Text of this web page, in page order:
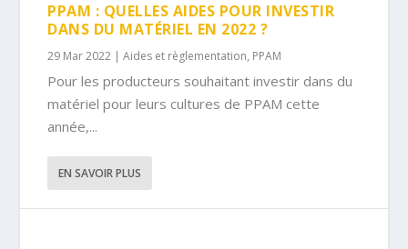
PPAM : QUELLES AIDES POUR INVESTIR
DANS DU MATÉRIEL EN 2022 ?
29 Mar 2022 |Aides et règlementation, PPAM
Pour les producteurs souhaitant investir dans du
matériel pour leurs cultures de PPAM cette
année,...
EN SAVOIR PLUS